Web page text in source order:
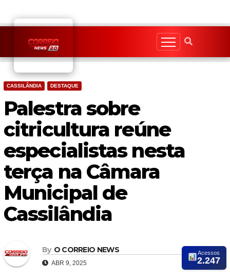
content
CASSILÂNDIA DESTAQUE
Palestra sobre
citricultura reúne
especialistas nesta
terça na Câmara
Municipal de
Cassilândia
By O CORREIO NEWS
ABR 9, 2025
Acessos
2.247